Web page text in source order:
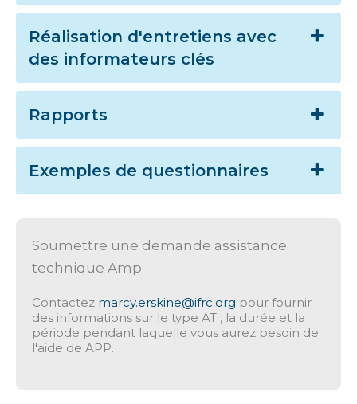
Réalisation d'entretiens avec
des informateurs clés
Rapports
Exemples de questionnaires
Soumettre une demande assistance
technique Amp
Contactez marcy.erskine@ifrc.org pour fournir
des informations sur le type AT , la durée et la
période pendant laquelle vous aurez besoin de
l'aide de APP.